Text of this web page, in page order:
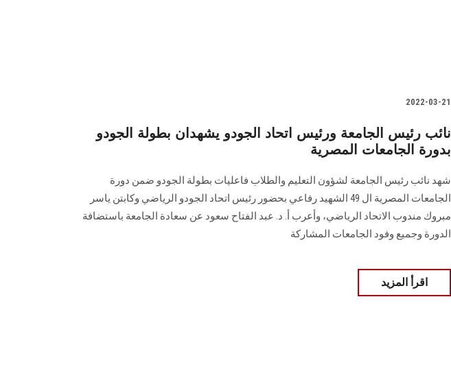
2022-03-21
نائب رئيس الجامعة ورئيس اتحاد الجودو يشهدان بطولة الجودو
بدورة الجامعات المصرية
شهد نائب رئيس الجامعة لشؤون التعليم والطلاب فاعليات بطولة الجودو ضمن دورة
الجامعات المصرية ال 49 الشهيد رفاعي بحضور رئيس اتحاد الجودو الرياضي وكابتن ياسر
مبروك مندوب الاتحاد الرياضي، وأعرب أ. د. عبد الفتاح سعود عن سعادة الجامعة باستضافة
الدورة وجميع وفود الجامعات المشاركة
اقرأ المزيد